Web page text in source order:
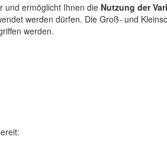
und ermöglicht Ihnen die Nutzung der
werden dürfen. Die Groß- und
werden.